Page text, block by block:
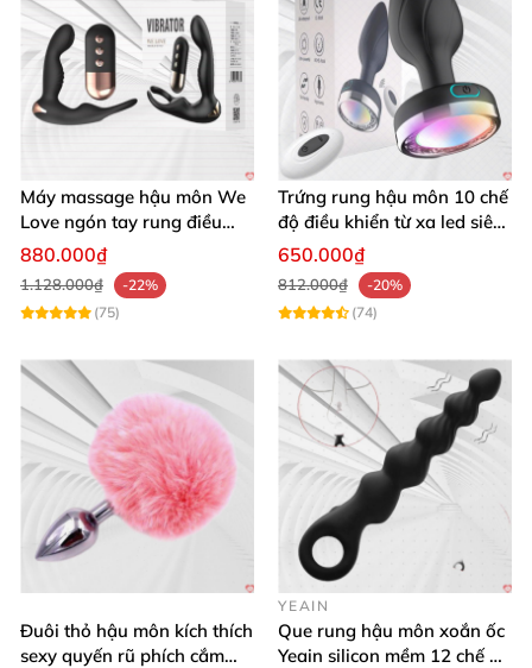
Máy massage hậu môn We
Love ngón tay rung điều
khiển từ xa thoải mái cực
880.000₫
1.128.000₫
-22%
(75)
Trứng rung hậu môn 10 chế
độ điều khiển từ xa led siêu
sướng
650.000₫
812.000₫
-20%
(74)
Đuôi thỏ hậu môn kích thích
sexy quyến rũ phích cắm
YEAIN
Que rung hậu môn xoắn ốc
Yeain silicon mềm 12 chế độ